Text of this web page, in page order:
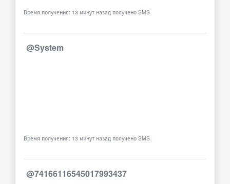
Время получения: 13 минут назад получено SMS
@System
Время получения: 13 минут назад получено SMS
@74166116545017993437